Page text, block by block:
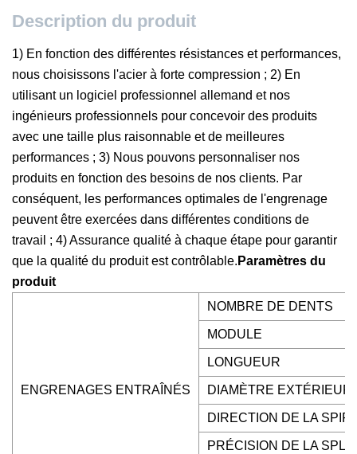
Description du produit
1) En fonction des différentes résistances et performances,
nous choisissons l'acier à forte compression ; 2) En
utilisant un logiciel professionnel allemand et nos
ingénieurs professionnels pour concevoir des produits
avec une taille plus raisonnable et de meilleures
performances ; 3) Nous pouvons personnaliser nos
produits en fonction des besoins de nos clients. Par
conséquent, les performances optimales de l'engrenage
peuvent être exercées dans différentes conditions de
travail ; 4) Assurance qualité à chaque étape pour garantir
que la qualité du produit est contrôlable. Paramètres du
produit
ENGRENAGES ENTRAÎNÉS
NOMBRE DE DENTS
MODULE
LONGUEUR
DIAMÈTRE EXTÉRIEUR
DIRECTION DE LA
PRÉCISION DE LA